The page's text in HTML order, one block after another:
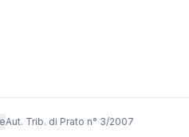
Aut. Trib. di Prato n° 3/2007